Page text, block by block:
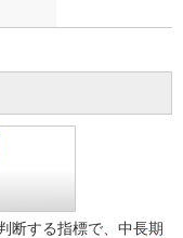
断する指標で、中長期